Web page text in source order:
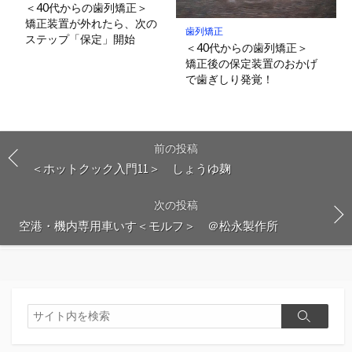
＜40代からの歯列矯正＞
矯正装置が外れたら、次の
ステップ「保定」開始
歯列矯正
＜40代からの歯列矯正＞
矯正後の保定装置のおかげ
で歯ぎしり発覚！
前の投稿
＜ホットクック入門11＞ しょうゆ麹
次の投稿
空港・機内専用車いす＜モルフ＞ ＠松永製作所
検
索
検